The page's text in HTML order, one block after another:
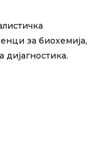
за биохемија,
дијагностика.